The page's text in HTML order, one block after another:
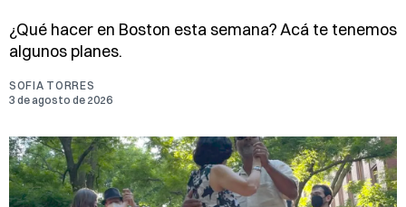
¿Qué hacer en Boston esta semana? Acá te tenemos
algunos planes.
SOFIA TORRES
3 de agosto de 2026